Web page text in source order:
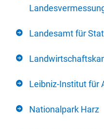
Landesamt für
Leibniz-Institut für
Nationalpark Harz